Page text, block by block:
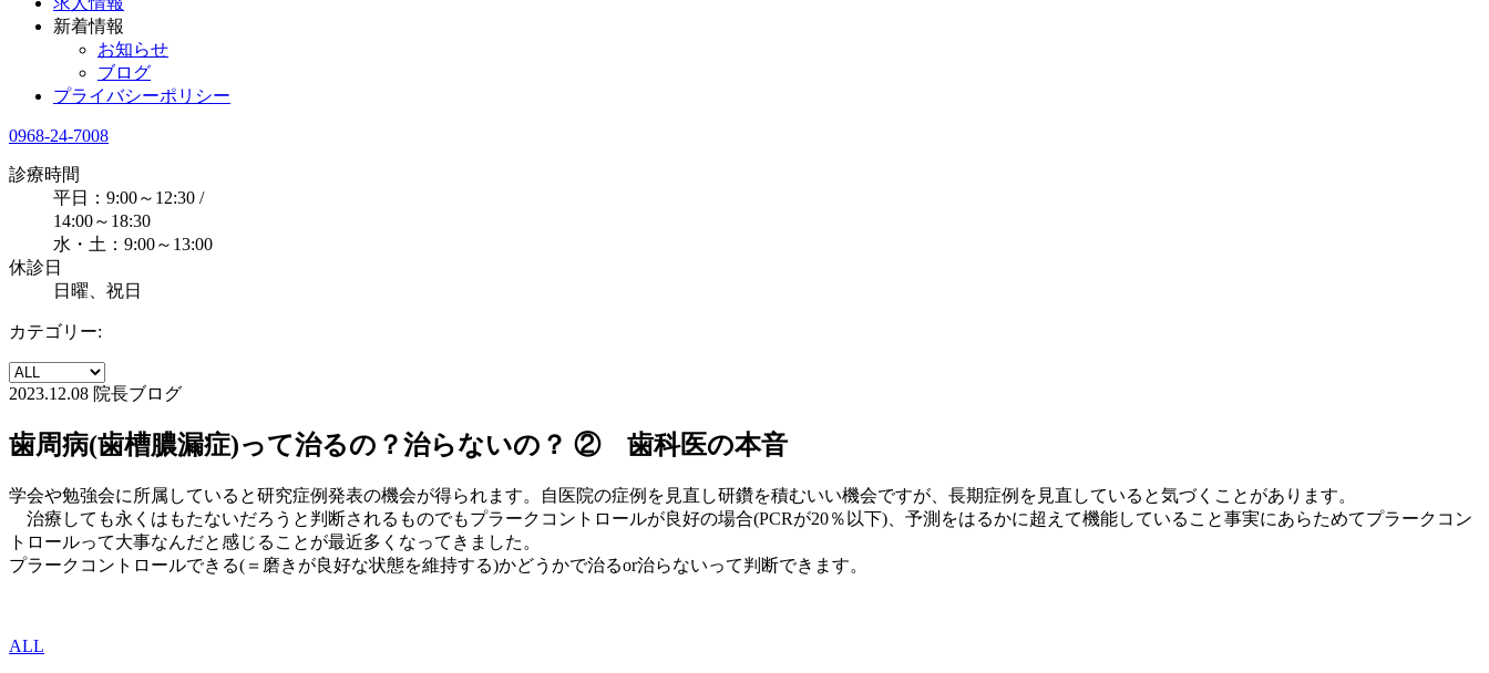
新着情報
お知らせ
ブログ
プライバシーポリシー
0968-24-7008
診療時間
平日：9:00～12:30 /
14:00～18:30
水・土：9:00～13:00
休診日
日曜、祝日
カテゴリー:
2023.12.08 院長ブログ
歯周病(歯槽膿漏症)って治るの？治らないの？ ② 歯科医の本音
学会や勉強会に所属していると研究症例発表の機会が得られます。自医院の症例を見直し研鑽を積むいい機会ですが、長期症例を見直していると気づくことがあります。
治療しても永くはもたないだろうと判断されるものでもプラークコントロールが良好の場合(PCRが20％以下)、予測をはるかに超えて機能していること事実にあらためてプラークコン
トロールって大事なんだと感じることが最近多くなってきました。
プラークコントロールできる(＝磨きが良好な状態を維持する)かどうかで治るor治らないって判断できます。
ALL